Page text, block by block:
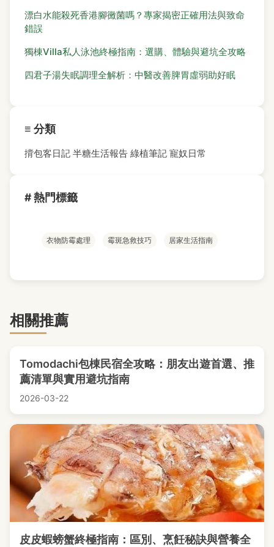
漂白水能殺死香港腳黴菌嗎？專家揭密正確用法與致命
錯誤
獨棟Villa私人泳池終極指南：選購、體驗與避坑全攻略
四君子湯失眠調理全解析：中醫改善脾胃虛弱助好眠
≡ 分類
揹包客日記 半糖生活報告 綠植筆記 寵奴日常
# 熱門標籤
衣物防霉處理 霉斑急救技巧 居家生活指南
相關推薦
Tomodachi包棟民宿全攻略：朋友出遊首選、推
薦清單與實用避坑指南
2026-03-22
皮皮蝦螃蟹終極指南：區別、烹飪秘訣與營養全